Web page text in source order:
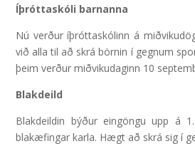
Íþróttaskóli barnanna
Nú verður íþróttaskólinn á
við alla til að skrá börnin í gegnum
þeim verður miðvikudaginn 10
Blakdeild
Blakdeildin býður eingöngu upp á
blakæfingar karla. Hægt að skrá sig í